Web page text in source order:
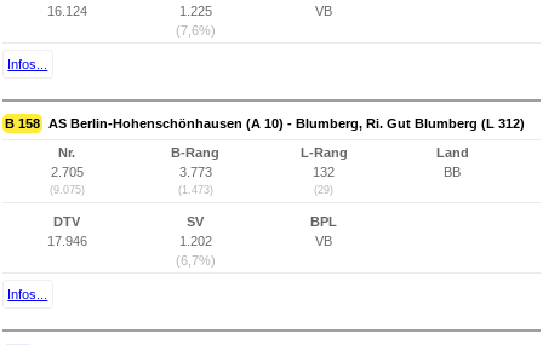
16.124
1.225
(7,6%)
VB
Infos...
B 158 AS Berlin-Hohenschönhausen (A 10) - Blumberg, Ri. Gut Blumberg (L 312)
Nr.
2.705
(9.075)
B-Rang
3.773
(1.473)
L-Rang
132
(29)
Land
BB
DTV
17.946
SV
1.202
(6,7%)
BPL
VB
Infos...